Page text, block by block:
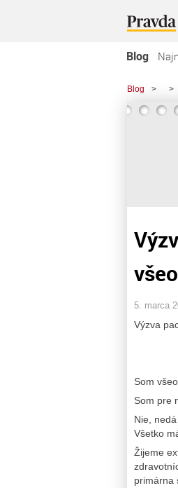
Blog
Blog > >
5. marca
Výzva
Som
Som pre
Nie,
Všetko
Žijeme
primárna